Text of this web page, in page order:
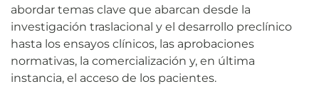
abordar temas clave que abarcan desde la
investigación traslacional y el desarrollo preclínico
hasta los ensayos clínicos, las aprobaciones
normativas, la comercialización y, en última
instancia, el acceso de los pacientes.